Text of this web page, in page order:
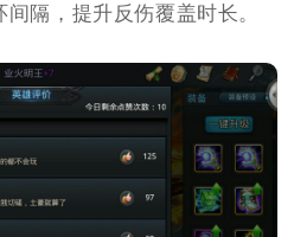
隔，提升反伤覆盖时长。